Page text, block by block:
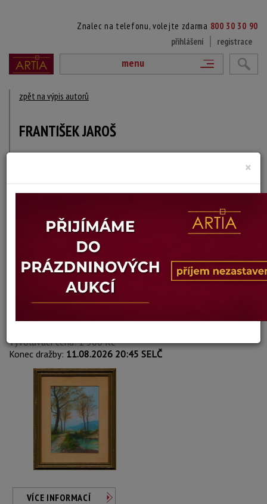
Znalec na telefonu, volejte zdarma 800 30 30 90
přihlášení
registrace
menu
zpět na výpis autorů
FRANTIŠEK JAROŠ
1862 Praha - 1905 Jičín
DÍLA V AUKCÍCH
Autor:František Jaroš
92. CESTA U JEZÍRKA
Aktuální cena:1 500 Kč
Vyvolávací cena: 1 500 Kč
Konec dražby: 11.08.2026 20:45 SELČ
VÍCE INFORMACÍ
×